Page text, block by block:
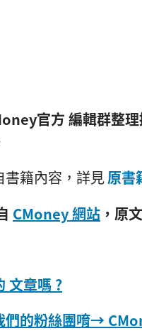
官方 編輯群整
書籍內容，詳見原書
CMoney 網站 ，原文
文章嗎 ?
們的粉絲團唷→